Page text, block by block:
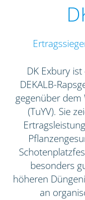
DK Exbury
DEKALB-
gegenüber
(TuYV). Sie
besonders
höheren
an